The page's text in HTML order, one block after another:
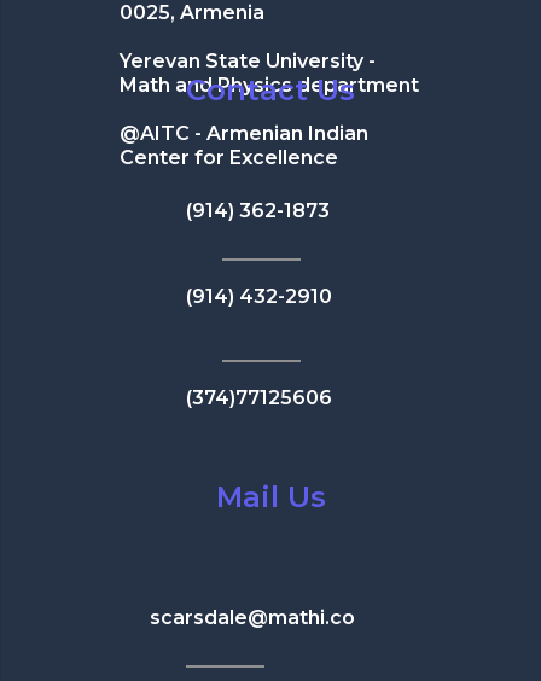
0025, Armenia
Yerevan State University -
Math and Physics department
@AITC - Armenian Indian
Center for Excellence
Contact Us
(914) 362-1873
(914) 432-2910
(374)77125606
Mail Us
scarsdale@mathi.co